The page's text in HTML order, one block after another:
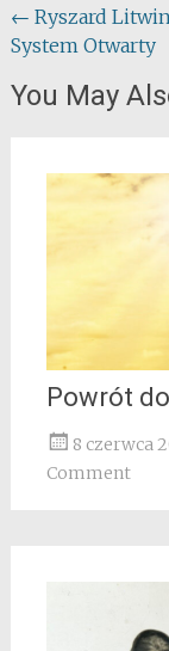
Post
navigation
← Ryszard
System Otwarty
You May
Powrót
8 czerwca
Comment